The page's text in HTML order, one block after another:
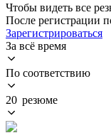
Чтобы видеть все
После регистрации
Зарегистрироваться
За всё время
По соответствию
20 резюме